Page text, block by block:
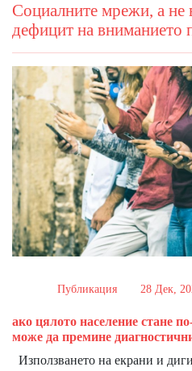
Социалните мрежи, а не
дефицит на вниманието
Публикация 28 Дек,
ако цялото население стане
може да премине
Използването на екрани и